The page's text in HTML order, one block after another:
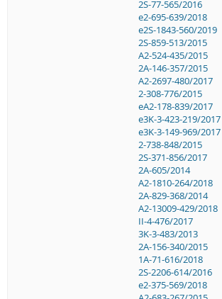
2S-77-565/2016
e2-695-639/2018
e2S-1843-560/2019
2S-859-513/2015
A2-524-435/2015
2A-146-357/2015
A2-2697-480/2017
2-308-776/2015
eA2-178-839/2017
e3K-3-423-219/2017
e3K-3-149-969/2017
2-738-848/2015
2S-371-856/2017
2A-605/2014
A2-1810-264/2018
2A-829-368/2014
A2-13009-429/2018
II-4-476/2017
3K-3-483/2013
2A-156-340/2015
1A-71-616/2018
2S-2206-614/2016
e2-375-569/2018